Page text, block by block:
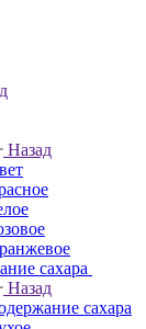
Назад
сахара
Назад
сахара